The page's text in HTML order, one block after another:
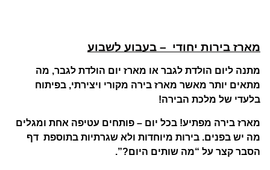
מארז בירות יחודי – בעבוע לשבוע
מתנה ליום הולדת לגבר או מארז יום הולדת לגבר, מה
מתאים יותר מאשר מארז בירה מקורי ויצירתי, בפיתוח
בלעדי של מלכת הבירה!
מארז בירה מפתיע! בכל יום – פותחים עטיפה אחת ומגלים
מה יש בפנים. בירות מיוחדות ולא שגרתיות בתוספת דף
הסבר קצר על “מה שותים היום?”.